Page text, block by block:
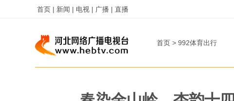
首页 | 新闻 | 电视 | 广播 | 直播
首页 > 992体育出行